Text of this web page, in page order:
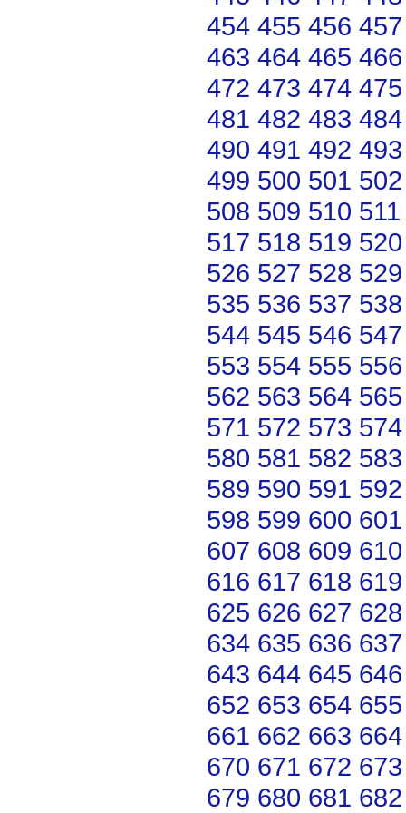
454 455 456 457
463 464 465 466
472 473 474 475
481 482 483 484
490 491 492 493
499 500 501 502
508 509 510 511
517 518 519 520
526 527 528 529
535 536 537 538
544 545 546 547
553 554 555 556
562 563 564 565
571 572 573 574
580 581 582 583
589 590 591 592
598 599 600 601
607 608 609 610
616 617 618 619
625 626 627 628
634 635 636 637
643 644 645 646
652 653 654 655
661 662 663 664
670 671 672 673
679 680 681 682